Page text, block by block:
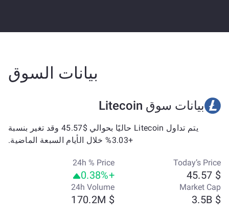
بيانات السوق
بيانات سوق Litecoin
يتم تداول Litecoin حاليًا بحوالي $45.57 وقد تغير بنسبة
+3.03% خلال الأيام السبعة الماضية.
Today’s Price
$ 45.57
24h % Price
+0.38%
Market Cap
$ 3.5B
24h Volume
$ 170.2M